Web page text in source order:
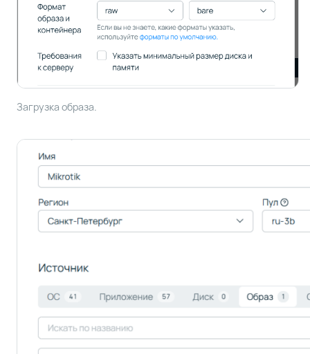
Загрузка образа.